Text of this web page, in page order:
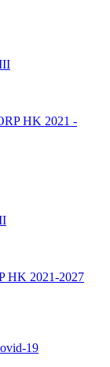
HK 2021 -
HK 2021-2027
19